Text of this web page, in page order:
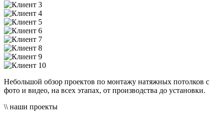
Небольшой обзор проектов по монтажу натяжных потолков с
фото и видео, на всех этапах, от производства до установки.
\\ наши проекты